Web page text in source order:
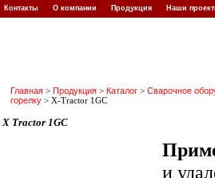
Контакты О компании Продукция Наши
Главная > Продукция > Каталог > Сварочное
горелку > X-Tractor 1GC
X Tractor 1GC
и